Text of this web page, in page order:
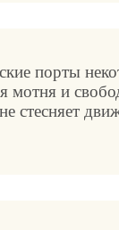
порты
мотня и
стесняет